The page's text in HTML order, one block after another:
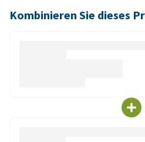
Kombinieren Sie dieses